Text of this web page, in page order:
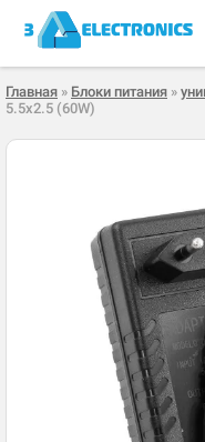
Главная » Блоки питания »
5.5x2.5 (60W)